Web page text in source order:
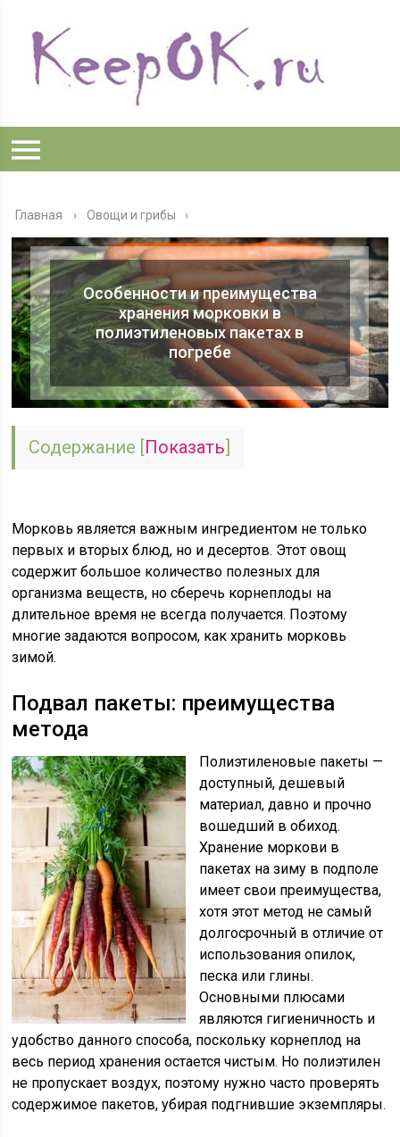
Главная › Овощи и грибы
Особенности и преимущества
хранения морковки в
полиэтиленовых пакетах в
погребе
Содержание Показать
Морковь является важным ингредиентом не только
первых и вторых блюд, но и десертов. Этот овощ
содержит большое количество полезных для
организма веществ, но сберечь корнеплоды на
длительное время не всегда получается. Поэтому
многие задаются вопросом, как хранить морковь
зимой.
Подвал пакеты: преимущества
метода
Полиэтиленовые пакеты —
доступный, дешевый
материал, давно и прочно
вошедший в обиход.
Хранение моркови в
пакетах на зиму в подполе
имеет свои преимущества,
хотя этот метод не самый
долгосрочный в отличие от
использования опилок,
песка или глины.
Основными плюсами
являются гигиеничность и
удобство данного способа, поскольку корнеплод на
весь период хранения остается чистым. Но полиэтилен
не пропускает воздух, поэтому нужно часто проверять
содержимое пакетов, убирая подгнившие экземпляры.